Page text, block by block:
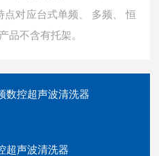
对应台式单频、 多频、 恒
品不含有托架。
数控超声波清洗器
超声波清洗器